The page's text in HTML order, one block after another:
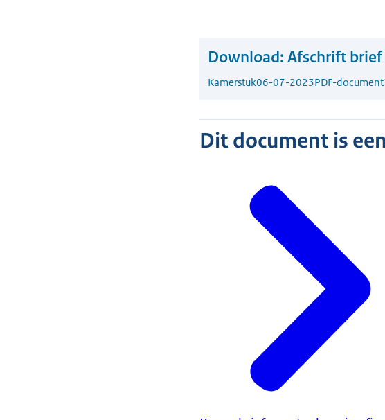
Download: Afschrift
Kamerstuk06-07-2023PDF-document
Dit document is